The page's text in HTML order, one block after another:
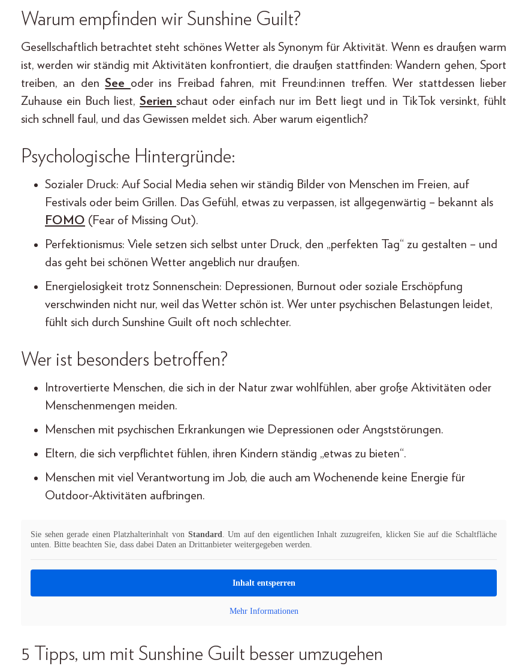
Warum empfinden wir Sunshine Guilt?
Gesellschaftlich betrachtet steht schönes Wetter als Synonym für Aktivität. Wenn es draußen warm
ist, werden wir ständig mit Aktivitäten konfrontiert, die draußen stattfinden: Wandern gehen, Sport
treiben, an denSee oder ins Freibad fahren, mit Freund:innen treffen. Wer stattdessen lieber
Zuhause ein Buch liest, Serien schaut oder einfach nur im Bett liegt und in TikTok versinkt, fühlt
sich schnell faul, und das Gewissen meldet sich. Aber warum eigentlich?
Psychologische Hintergründe:
Sozialer Druck: Auf Social Media sehen wir ständig Bilder von Menschen im Freien, auf
Festivals oder beim Grillen. Das Gefühl, etwas zu verpassen, ist allgegenwärtig – bekannt als
FOMO (Fear of Missing Out).
Perfektionismus: Viele setzen sich selbst unter Druck, den „perfekten Tag“ zu gestalten – und
das geht bei schönen Wetter angeblich nur draußen.
Energielosigkeit trotz Sonnenschein: Depressionen, Burnout oder soziale Erschöpfung
verschwinden nicht nur, weil das Wetter schön ist. Wer unter psychischen Belastungen leidet,
fühlt sich durch Sunshine Guilt oft noch schlechter.
Wer ist besonders betroffen?
Introvertierte Menschen, die sich in der Natur zwar wohlfühlen, aber große Aktivitäten oder
Menschenmengen meiden.
Menschen mit psychischen Erkrankungen wie Depressionen oder Angststörungen.
Eltern, die sich verpflichtet fühlen, ihren Kindern ständig „etwas zu bieten“.
Menschen mit viel Verantwortung im Job, die auch am Wochenende keine Energie für
Outdoor-Aktivitäten aufbringen.
Sie sehen gerade einen Platzhalterinhalt von Standard. Um auf den eigentlichen Inhalt zuzugreifen, klicken Sie auf die Schaltfläche
unten. Bitte beachten Sie, dass dabei Daten an Drittanbieter weitergegeben werden.
Inhalt entsperren
Mehr Informationen
5 Tipps, um mit Sunshine Guilt besser umzugehen